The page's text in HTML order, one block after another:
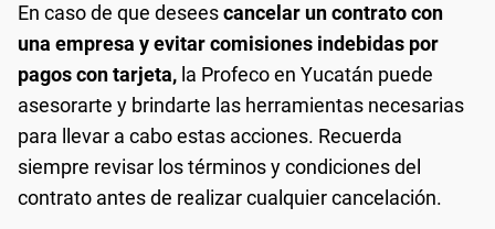
En caso de que deseescancelar un contrato con
una empresa y evitar comisiones indebidas por
pagos con tarjeta, la Profeco en Yucatán puede
asesorarte y brindarte las herramientas necesarias
para llevar a cabo estas acciones. Recuerda
siempre revisar los términos y condiciones del
contrato antes de realizar cualquier cancelación.